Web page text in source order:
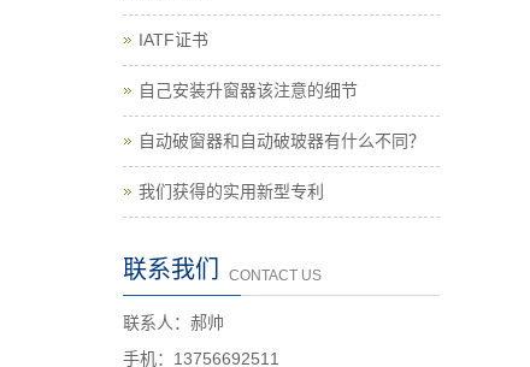
IATF证书
自己安装升窗器该注意的细节
自动破窗器和自动破玻器有什么不同？
我们获得的实用新型专利
联系我们 CONTACT US
联系人：郝帅
手机：13756692511